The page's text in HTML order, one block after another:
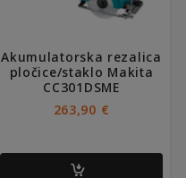
Akumulatorska rezalica
pločice/staklo Makita
CC301DSME
263,90 €